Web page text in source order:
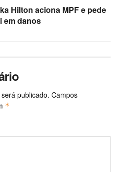
Hilton aciona MPF e pede
em danos
publicado. Campos
*